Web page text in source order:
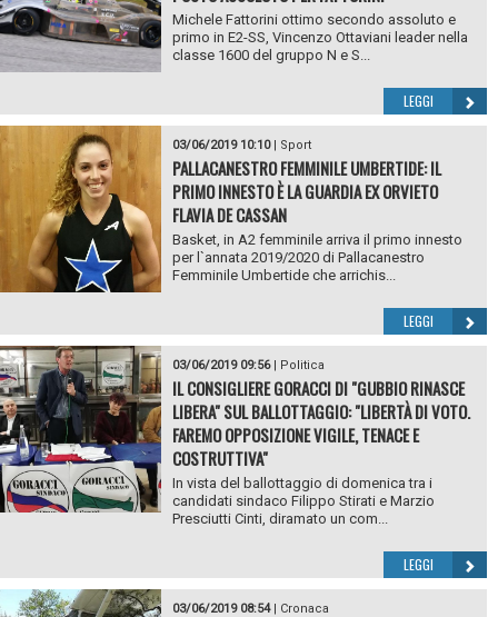
Michele Fattorini ottimo secondo assoluto e
primo in E2-SS, Vincenzo Ottaviani leader nella
classe 1600 del gruppo N e S...
LEGGI
03/06/2019 10:10| Sport
PALLACANESTRO FEMMINILE UMBERTIDE: IL
PRIMO INNESTO È LA GUARDIA EX ORVIETO
FLAVIA DE CASSAN
Basket, in A2 femminile arriva il primo innesto
per l`annata 2019/2020 di Pallacanestro
Femminile Umbertide che arrichis...
LEGGI
03/06/2019 09:56| Politica
IL CONSIGLIERE GORACCI DI "GUBBIO RINASCE
LIBERA" SUL BALLOTTAGGIO: "LIBERTÀ DI VOTO.
FAREMO OPPOSIZIONE VIGILE, TENACE E
COSTRUTTIVA"
In vista del ballottaggio di domenica tra i
candidati sindaco Filippo Stirati e Marzio
Presciutti Cinti, diramato un com...
LEGGI
03/06/2019 08:54| Cronaca